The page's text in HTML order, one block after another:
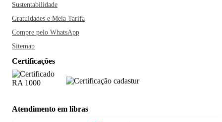
Sustentabilidade
Gratuidades e Meia Tarifa
Compre pelo WhatsApp
Sitemap
Certificações
Atendimento em libras